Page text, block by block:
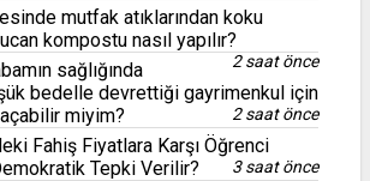
mutfak atıklarından koku
kompostu nasıl yapılır?
2 saat önce
sağlığında
bedelle devrettiği gayrimenkul için
miyim?
2 saat önce
Fahiş Fiyatlara Karşı Öğrenci
Tepki Verilir?
3 saat önce